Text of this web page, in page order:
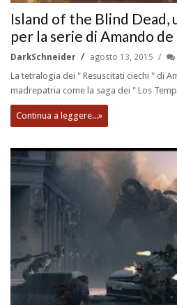
Island of the Blind
per la serie di Amando
DarkSchneider agosto 13, 2015
La tetralogia dei " Resuscitati ciechi " di
madrepatria come la saga dei " Los
Continua a leggere...»